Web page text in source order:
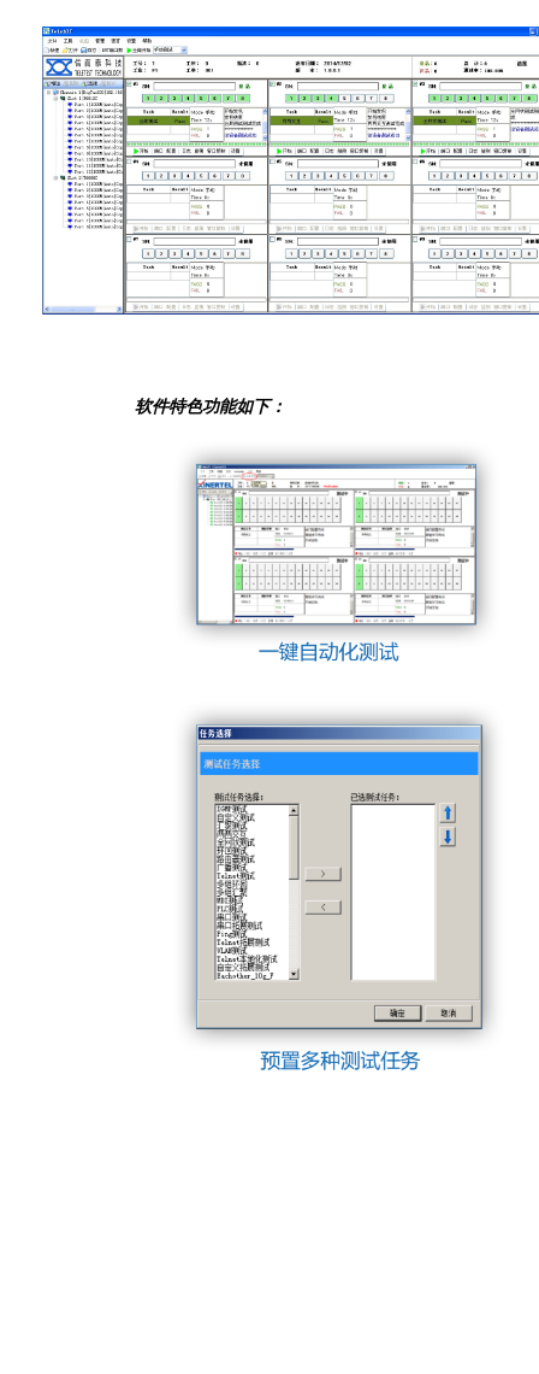
软件特色功能如下：